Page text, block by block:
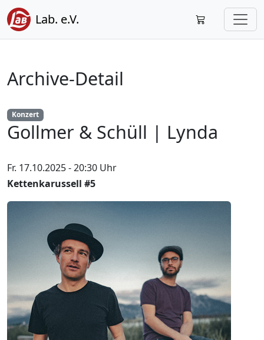
Lab. e.V.
Archive-Detail
Konzert
Gollmer & Schüll | Lynda
Fr. 17.10.2025 - 20:30 Uhr
Kettenkarussell #5